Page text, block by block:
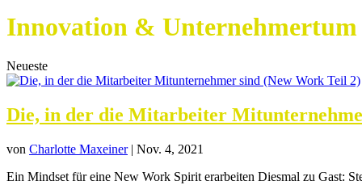
Innovation & Unternehmertum
Neueste
Die, in der die Mitarbeiter
von Charlotte Maxeiner| Nov. 4, 2021
Ein Mindset für eine New Work Spirit erarbeiten Diesmal zu Gast: